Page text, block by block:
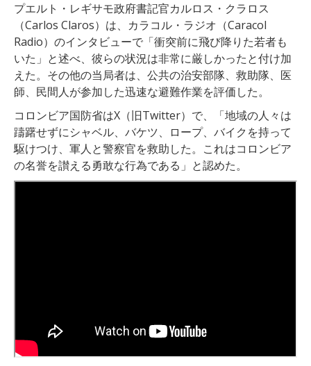
プエルト・レギサモ政府書記官カルロス・クラロス
（Carlos Claros）は、カラコル・ラジオ（Caracol
Radio）のインタビューで「衝突前に飛び降りた若者も
いた」と述べ、彼らの状況は非常に厳しかったと付け加
えた。その他の当局者は、公共の治安部隊、救助隊、医
師、民間人が参加した迅速な避難作業を評価した。
コロンビア国防省はX（旧Twitter）で、「地域の人々は
躊躇せずにシャベル、バケツ、ロープ、バイクを持って
駆けつけ、軍人と警察官を救助した。これはコロンビア
の名誉を讃える勇敢な行為である」と認めた。